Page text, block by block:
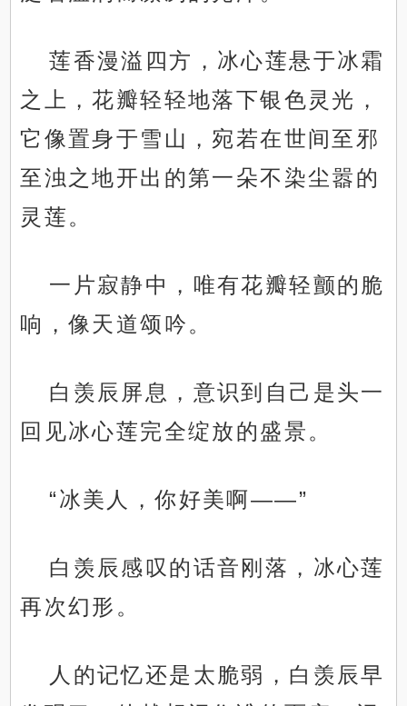
莲香漫溢四方，冰心莲悬于冰霜
之上，花瓣轻轻地落下银色灵光，
它像置身于雪山，宛若在世间至邪
至浊之地开出的第一朵不染尘嚣的
灵莲。
一片寂静中，唯有花瓣轻颤的脆
响，像天道颂吟。
白羡辰屏息，意识到自己是头一
回见冰心莲完全绽放的盛景。
“冰美人，你好美啊——”
白羡辰感叹的话音刚落，冰心莲
再次幻形。
人的记忆还是太脆弱，白羡辰早